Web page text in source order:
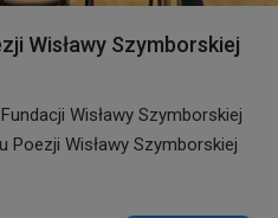
Wisławy Szymborskiej
Wisławy Szymborskiej
Poezji Wisławy Szymborskiej